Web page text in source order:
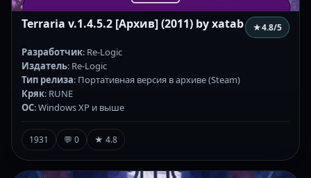
Terraria v.1.4.5.2 [Архив] (2011) by xatab ★4.8/5
Разработчик: Re-Logic
Издатель: Re-Logic
Тип релиза: Портативная версия в архиве (Steam)
Кряк: RUNE
ОС: Windows XP и выше
1931 💬 0 ★ 4.8